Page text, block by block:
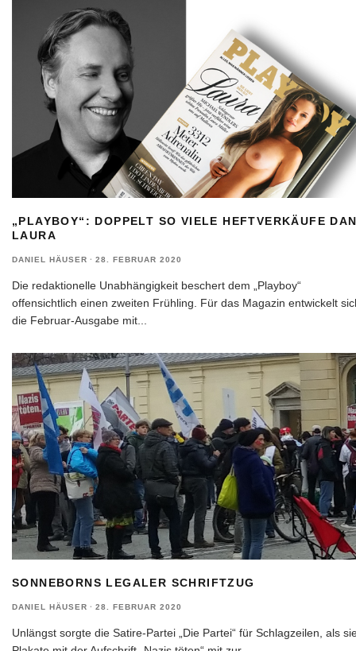
„PLAYBOY“: DOPPELT SO VIELE HEFTVERKÄUFE
LAURA
DANIEL HÄUSER · 28. FEBRUAR 2020
Die redaktionelle Unabhängigkeit beschert dem „Playboy“
offensichtlich einen zweiten Frühling. Für das Magazin entwickelt
die Februar-Ausgabe mit
SONNEBORNS LEGALER SCHRIFTZUG
DANIEL HÄUSER · 28. FEBRUAR 2020
Unlängst sorgte die Satire-Partei „Die Partei“ für Schlagzeilen, als